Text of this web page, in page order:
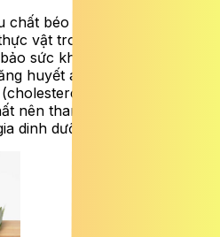
béo bão hòa do đó nên
vật trong chế biến món ăn
sức khỏe. Người có nguy
huyết áp, xơ vữa động
cao nên hạn chế
nên tham khảo hướng dẫn
dinh dưỡng khi dùng.